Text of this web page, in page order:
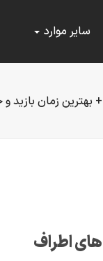
سایر موارد
بهترین زمان بازید
اطراف